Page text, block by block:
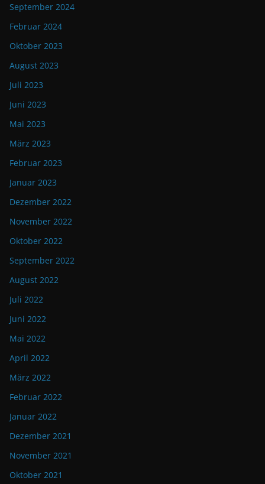
September 2024
Februar 2024
Oktober 2023
August 2023
Juli 2023
Juni 2023
Mai 2023
März 2023
Februar 2023
Januar 2023
Dezember 2022
November 2022
Oktober 2022
September 2022
August 2022
Juli 2022
Juni 2022
Mai 2022
April 2022
März 2022
Februar 2022
Januar 2022
Dezember 2021
November 2021
Oktober 2021